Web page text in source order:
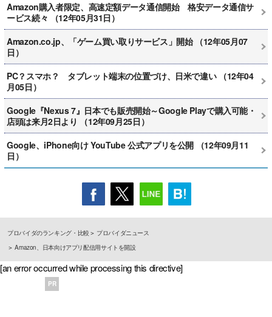
Amazon購入者限定、高速定額データ通信開始 格安データ通信サ
ービス続々 （12年05月31日）
Amazon.co.jp、「ゲーム買い取りサービス」開始 （12年05月07
日）
PC？スマホ？ タブレット端末の位置づけ、日米で違い （12年04
月05日）
Google『Nexus 7』日本でも販売開始～Google Playで購入可能・
店頭は来月2日より （12年09月25日）
Google、iPhone向け YouTube 公式アプリを公開 （12年09月11
日）
プロバイダのランキング・比較
プロバイダニュース
Amazon、日本向けアプリ配信用サイトを開設
[an error occurred while processing this directive]
PR